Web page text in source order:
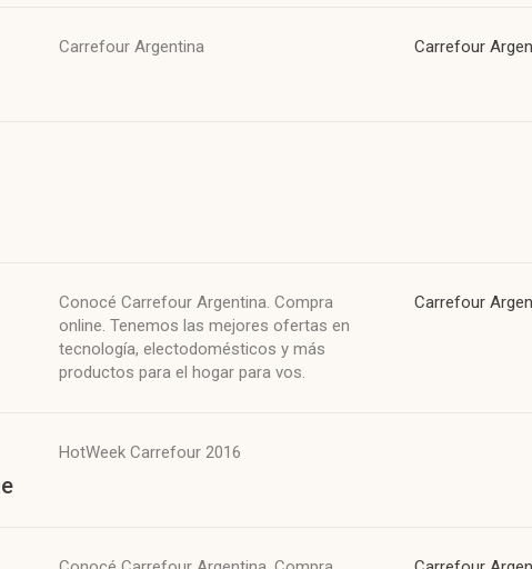
Carrefour Argentina Carrefour
Conocé Carrefour Argentina. Compra
online. Tenemos las mejores ofertas en
tecnología, electodomésticos y más
productos para el hogar para vos.
Carrefour
HotWeek Carrefour 2016